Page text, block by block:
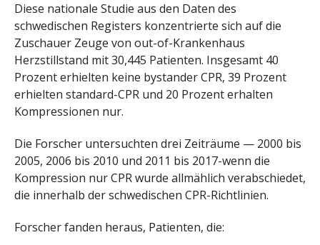
Diese nationale Studie aus den Daten des
schwedischen Registers konzentrierte sich auf die
Zuschauer Zeuge von out-of-Krankenhaus
Herzstillstand mit 30,445 Patienten. Insgesamt 40
Prozent erhielten keine bystander CPR, 39 Prozent
erhielten standard-CPR und 20 Prozent erhalten
Kompressionen nur.
Die Forscher untersuchten drei Zeiträume — 2000 bis
2005, 2006 bis 2010 und 2011 bis 2017-wenn die
Kompression nur CPR wurde allmählich verabschiedet,
die innerhalb der schwedischen CPR-Richtlinien.
Forscher fanden heraus, Patienten, die: